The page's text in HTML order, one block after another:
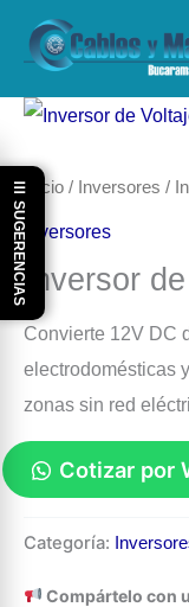
Inicio / Inversores /
Inversores
Inversor
Convierte 12V DC
electrodomésticas
zonas sin red
Cotizar por
de
Voltaje
Categoría:
Compártelo con
☰ SUGERENCIAS